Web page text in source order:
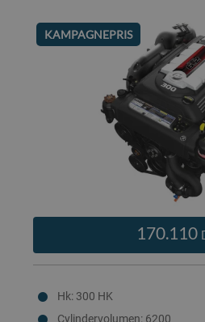
KAMPAGNEPRIS
170.110
Hk: 300 HK
Cylindervolumen: 6200